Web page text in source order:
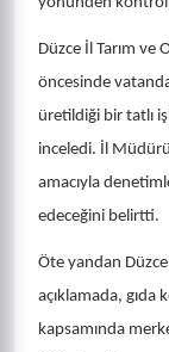
Düzce İl Tarım ve
öncesinde
üretildiği bir tatlı
inceledi. İl
amacıyla
edeceğini belirtti.
Öte yandan
açıklamada,
kapsamında